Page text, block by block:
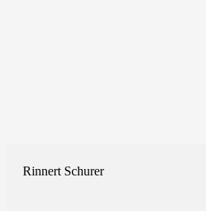
Rinnert Schurer